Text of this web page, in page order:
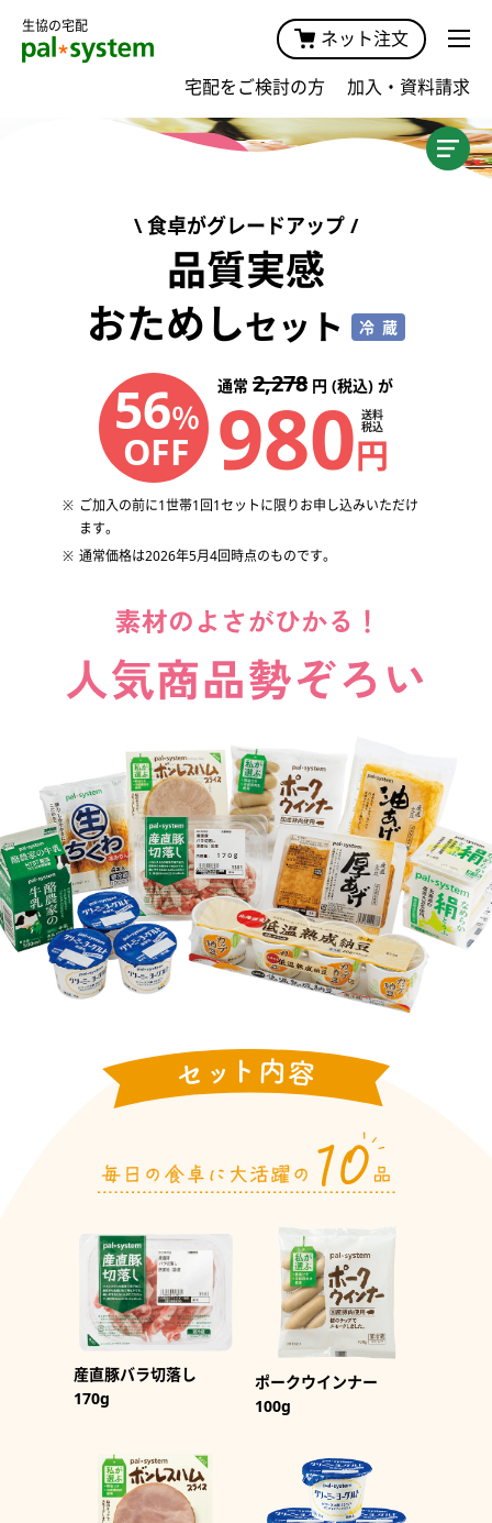
加入案内TOP
宅配サービスガイド・手数料
キャンペーン
おためし宅配
おためしセット
みんなの声
加入申し込み・資料請求
生協の宅配
ネット注文
宅配をご検討の方 加入・資料請求
食卓がグレードアップ
品質実感
おためしセット 冷蔵
56％
OFF
通常 2,278 円 (税込) が
980 送料
税込
円
ご加入の前に1世帯1回1セットに限りお申し込みいただけ
ます。
通常価格は2026年5月4回時点のものです。
産直豚バラ切落し
170g
ポークウインナー
100g